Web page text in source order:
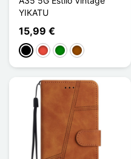
YIKATU
15,99 €
NegroRojoVerdeMarrón